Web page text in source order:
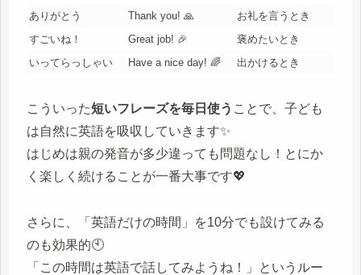
ありがとう
Thank you! 🙏
お礼を言うとき
すごいね！
Great job! 🎉
褒めたいとき
いってらっしゃい
Have a nice day! 🌈 出かけるとき
こういった短いフレーズを毎日使う ことで、子ども
は自然に英語を吸収していきます✨
はじめは親の発音が多少違っても問題なし！とにか
く楽しく続けることが一番大事です💖
さらに、「英語だけの時間」を10分でも設けてみる
のも効果的🕙
「この時間は英語で話してみようね！」というルー